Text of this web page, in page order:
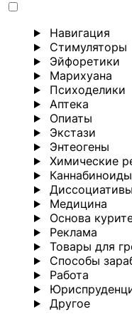
Навигация
Стимуляторы
Эйфоретики
Марихуана
Психоделики
Аптека
Опиаты
Экстази
Энтеогены
Химические
Каннабиноиды
Диссоциативы
Медицина
Основа
Реклама
Товары для
Способы
Работа
Другoе